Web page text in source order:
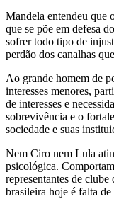
Mandela entendeu que
que se põe em defesa
sofrer todo tipo de
perdão dos canalhas
Ao grande homem de
interesses menores,
de interesses e
sobrevivência e o
sociedade e suas
Nem Ciro nem Lula
psicológica.
representantes de
brasileira hoje é falta de